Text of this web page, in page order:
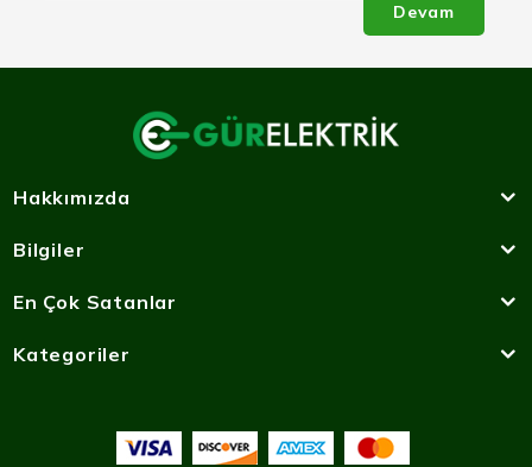
Devam
Hakkımızda
Bilgiler
En Çok Satanlar
Kategoriler